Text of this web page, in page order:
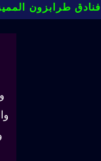
فنادق طرابزون